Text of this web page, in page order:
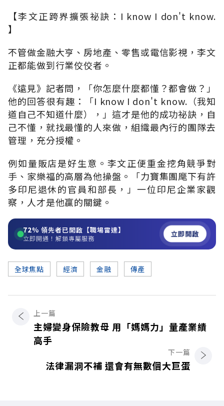
【李文正跨界擴張祕訣：I know I don't know.
】
不管做金融大亨、房地產、零售或電信影視，李文
正都能做到行業佼佼者。
《遠見》記者問，「你怎麼什麼都懂？都會做？」
他的回答很有趣：「I know I don't know.（我知
道自己不知道什麼），」這才是他的成功祕訣，自
己不懂，就找最懂的人來做，組織最內行的團隊去
管理，充分授權。
例如量販店是好生意。李文正便重金挖角競爭對
手、家樂福的高層為他操盤。「力寶集團麾下有許
多印尼退休的官員和部長，」一位印尼企業家觀
察，人才是他贏的關鍵。
72% 領先者已開啟【職場雷達】
立即開通！解鎖專屬服務 立即開啟
全球焦點 經濟 金融 傳產
上一篇
主婦變身保險教母 用「媽媽力」量產業績
高手
下一篇
法律漏洞不補 還會有無數個大巨蛋